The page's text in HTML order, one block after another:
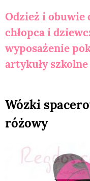
Odzież i obuwie
chłopca i
wyposażenie
artykuły szkolne
Wózki
różowy